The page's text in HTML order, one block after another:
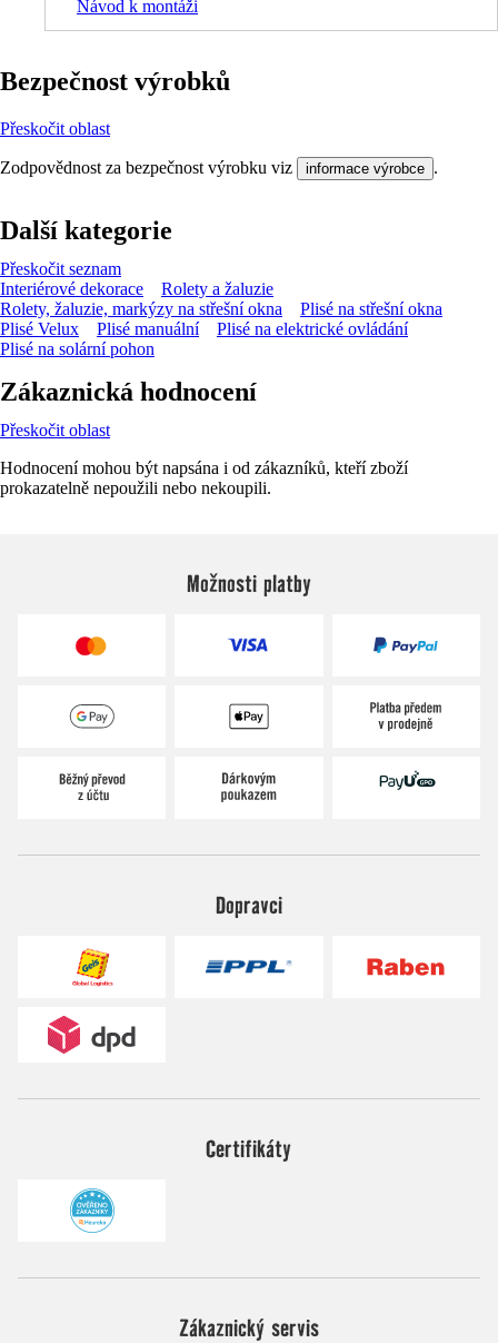
Návod k montáži
Bezpečnost výrobků
Přeskočit oblast
Zodpovědnost za bezpečnost výrobku viz informace výrobce .
Další kategorie
Přeskočit seznam
Interiérové dekorace
Rolety a žaluzie
Rolety, žaluzie, markýzy na střešní okna
Plisé na střešní okna
Plisé Velux
Plisé manuální
Plisé na elektrické ovládání
Plisé na solární pohon
Zákaznická hodnocení
Přeskočit oblast
Hodnocení mohou být napsána i od zákazníků, kteří zboží
prokazatelně nepoužili nebo nekoupili.
Možnosti platby
Dopravci
Certifikáty
Zákaznický servis